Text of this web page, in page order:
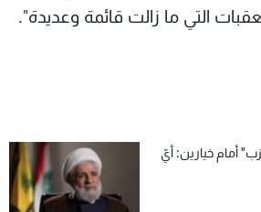
التي ما زالت قائمة وعديدة".
أمام خيارين: أيّ